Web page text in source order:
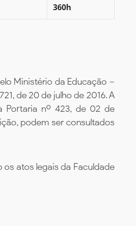
360h
Ministério da Educação –
de 20 de julho de 2016. A
Portaria nº 423, de 02 de
podem ser consultados
atos legais da Faculdade